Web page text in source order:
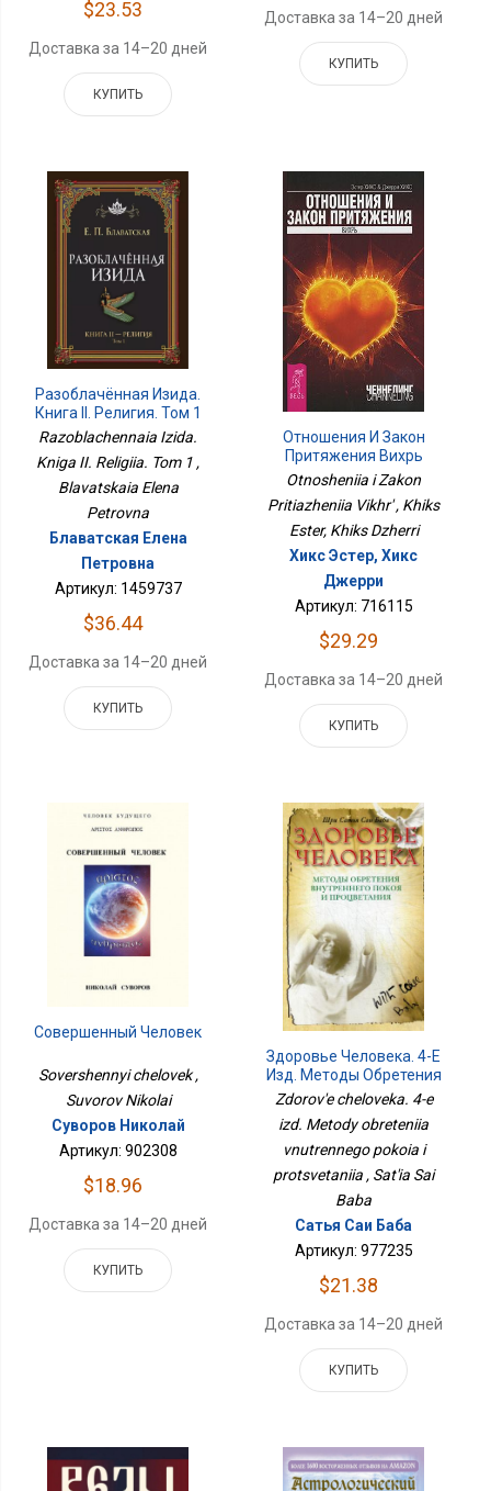
$23.53
Доставка за 14–20 дней
КУПИТЬ
Доставка за 14–20 дней
КУПИТЬ
Разоблачённая Изида.
Книга II. Религия. Том 1
Razoblachennaia Izida.
Kniga II. Religiia. Tom 1 ,
Blavatskaia Elena
Petrovna
Блаватская Елена
Петровна
Артикул: 1459737
$36.44
Доставка за 14–20 дней
КУПИТЬ
Отношения И Закон
Притяжения Вихрь
Otnosheniia i Zakon
Pritiazheniia Vikhr' , Khiks
Ester, Khiks Dzherri
Хикс Эстер, Хикс
Джерри
Артикул: 716115
$29.29
Доставка за 14–20 дней
КУПИТЬ
Совершенный Человек
Sovershennyi chelovek ,
Suvorov Nikolai
Суворов Николай
Артикул: 902308
$18.96
Доставка за 14–20 дней
КУПИТЬ
Здоровье Человека. 4-Е
Изд. Методы Обретения
Внутреннего Покоя И
Zdorov'e cheloveka. 4-e
izd. Metody obreteniia
vnutrennego pokoia i
protsvetaniia , Sat'ia Sai
Baba
Сатья Саи Баба
Артикул: 977235
$21.38
Доставка за 14–20 дней
КУПИТЬ